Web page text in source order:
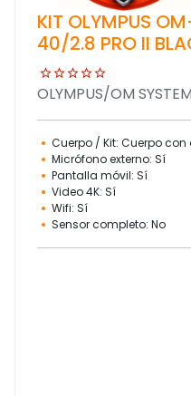
KIT OLYMPUS
40/2.8 PRO II
OLYMPUS/OM SYSTEM
Cuerpo / Kit: Cuerpo con
Micrófono externo: Sí
Pantalla móvil: Sí
Video 4K: Sí
Wifi: Sí
Sensor completo: No